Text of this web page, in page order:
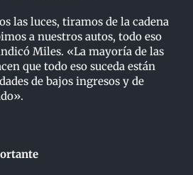
las luces, tiramos de la cadena
a nuestros autos, todo eso
Miles. «La mayoría de las
que todo eso suceda están
de bajos ingresos y de